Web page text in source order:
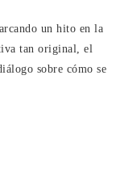
un hito en la
tan original, el
sobre cómo se